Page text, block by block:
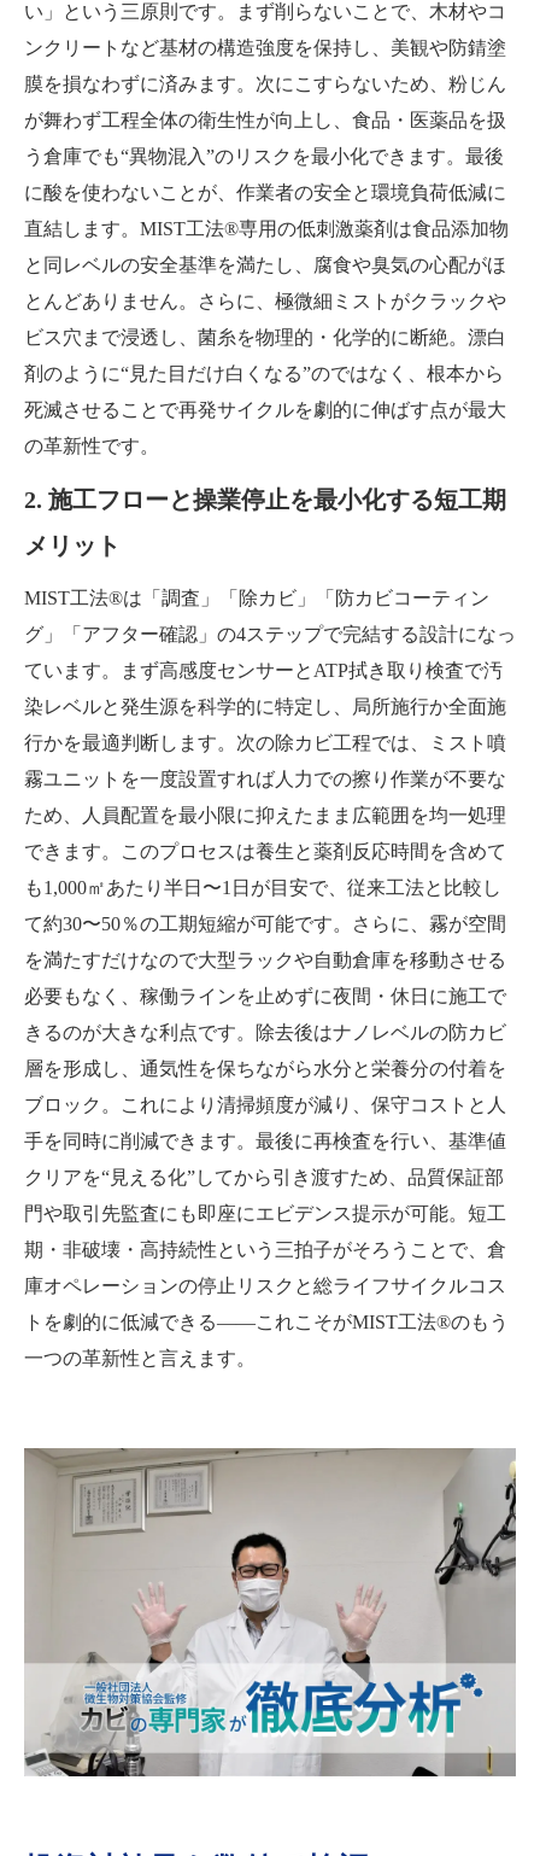
い」という三原則です。まず削らないことで、木材やコ
ンクリートなど基材の構造強度を保持し、美観や防錆塗
膜を損なわずに済みます。次にこすらないため、粉じん
が舞わず工程全体の衛生性が向上し、食品・医薬品を扱
う倉庫でも“異物混入”のリスクを最小化できます。最後
に酸を使わないことが、作業者の安全と環境負荷低減に
直結します。MIST工法®専用の低刺激薬剤は食品添加物
と同レベルの安全基準を満たし、腐食や臭気の心配がほ
とんどありません。さらに、極微細ミストがクラックや
ビス穴まで浸透し、菌糸を物理的・化学的に断絶。漂白
剤のように“見た目だけ白くなる”のではなく、根本から
死滅させることで再発サイクルを劇的に伸ばす点が最大
の革新性です。
2. 施工フローと操業停止を最小化する短工期
メリット
MIST工法®は「調査」「除カビ」「防カビコーティン
グ」「アフター確認」の4ステップで完結する設計になっ
ています。まず高感度センサーとATP拭き取り検査で汚
染レベルと発生源を科学的に特定し、局所施行か全面施
行かを最適判断します。次の除カビ工程では、ミスト噴
霧ユニットを一度設置すれば人力での擦り作業が不要な
ため、人員配置を最小限に抑えたまま広範囲を均一処理
できます。このプロセスは養生と薬剤反応時間を含めて
も1,000㎡あたり半日〜1日が目安で、従来工法と比較し
て約30〜50％の工期短縮が可能です。さらに、霧が空間
を満たすだけなので大型ラックや自動倉庫を移動させる
必要もなく、稼働ラインを止めずに夜間・休日に施工で
きるのが大きな利点です。除去後はナノレベルの防カビ
層を形成し、通気性を保ちながら水分と栄養分の付着を
ブロック。これにより清掃頻度が減り、保守コストと人
手を同時に削減できます。最後に再検査を行い、基準値
クリアを“見える化”してから引き渡すため、品質保証部
門や取引先監査にも即座にエビデンス提示が可能。短工
期・非破壊・高持続性という三拍子がそろうことで、倉
庫オペレーションの停止リスクと総ライフサイクルコス
トを劇的に低減できる――これこそがMIST工法®のもう
一つの革新性と言えます。